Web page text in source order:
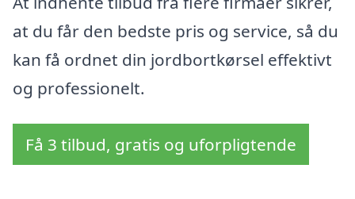
at du får den bedste pris og service, så du
kan få ordnet din jordbortkørsel effektivt
og professionelt.
Få 3 tilbud, gratis og uforpligtende